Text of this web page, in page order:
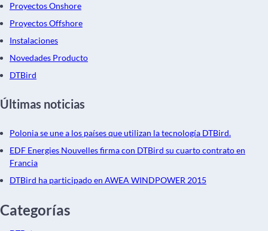
Proyectos Onshore
Proyectos Offshore
Instalaciones
Novedades Producto
DTBird
Últimas noticias
Polonia se une a los países que utilizan la tecnología DTBird.
EDF Energies Nouvelles firma con DTBird su cuarto contrato en
Francia
DTBird ha participado en AWEA WINDPOWER 2015
Categorías